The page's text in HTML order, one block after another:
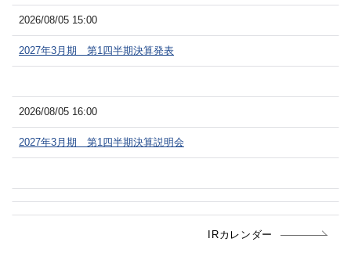
2026/08/05 15:00
2027年3月期 第1四半期決算発表
2026/08/05 16:00
2027年3月期 第1四半期決算説明会
IRカレンダー